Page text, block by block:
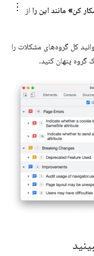
کن» مانند این را از
کل گروه‌های مشکلات را
گروه پنهان کنید.